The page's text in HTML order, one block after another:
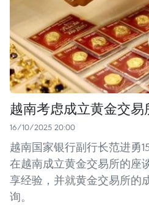
越南考虑成立黄金交易
16/10/2025 20:00
越南国家银行副行长范进勇
在越南成立黄金交易所的座
享经验，并就黄金交易所的
询。